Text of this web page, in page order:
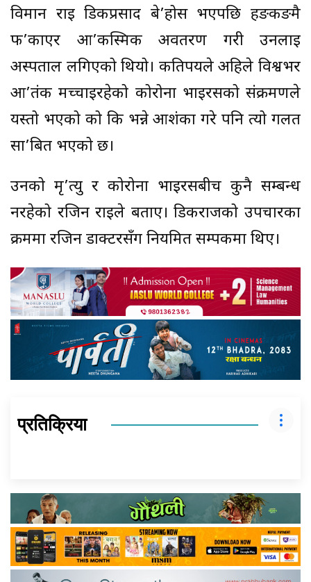
विमान राई डिकप्रसाद बे’होस भएपछि हङकङमै
फ’र्काएर आ’कस्मिक अवतरण गरी उनलाई
अस्पताल लगिएको थियो। कतिपयले अहिले विश्वभर
आ’तंक मच्चाइरहेको कोरोना भाइरसको संक्रमणले
यस्तो भएको को कि भन्ने आशंका गरे पनि त्यो गलत
सा’बित भएको छ।
उनको मृ’त्यु र कोरोना भाइरसबीच कुनै सम्बन्ध
नरहेको रजिन राईले बताए। डिकराजको उपचारका
क्रममा रजिन डाक्टरसँग नियमित सम्पर्कमा थिए।
प्रतिक्रिया